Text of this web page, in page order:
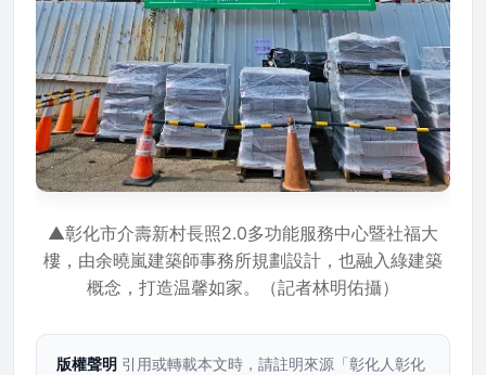
▲彰化市介壽新村長照2.0多功能服務中心暨社福大
樓 ， 由余曉嵐建築師事務所規劃設計，也融入綠建築
概念，打造温馨如家。（記者林明佑攝）
版權聲明 引用或轉載本文時，請註明來源「彰化人彰化